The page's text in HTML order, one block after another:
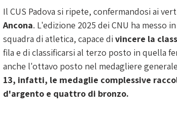
Il CUS Padova si ripete, confermandosi ai
Ancona. L'edizione 2025 dei CNU ha
squadra di atletica, capace di vincere la
fila e di classificarsi al terzo posto in quella
anche l'ottavo posto nel medagliere
13, infatti, le medaglie complessive
d'argento e quattro di bronzo.